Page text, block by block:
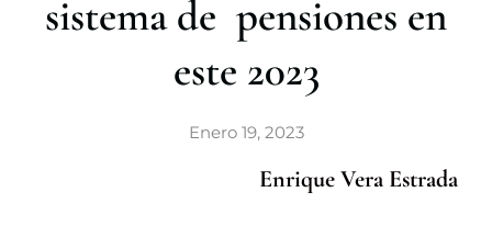
sistema de pensiones en
este 2023
Enero 19, 2023
Enrique Vera Estrada